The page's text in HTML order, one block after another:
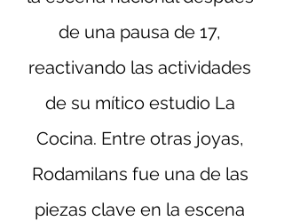
de una pausa de 17,
reactivando las actividades
de su mítico estudio La
Cocina. Entre otras joyas,
Rodamilans fue una de las
piezas clave en la escena